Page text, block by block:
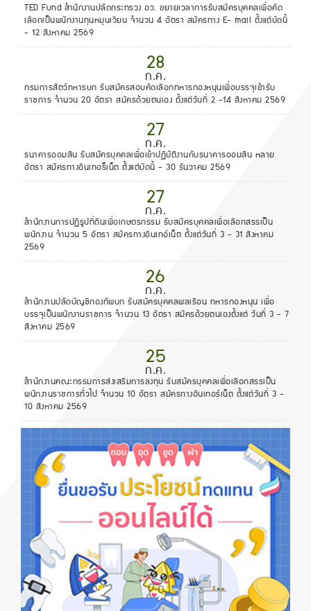
TED Fund สำนักงานปลัดกระทรวง อว. ขยายเวลาการรับสมัครบุคคลเพื่อคัด
เลือกเป็นพนักงานทุนหมุนเวียน จำนวน 4 อัตรา สมัครทาง E- mail ตั้งแต่บัดนี้
- 12 สิงหาคม 2569
28
ก.ค.
กรมการสัตว์ทหารบก รับสมัครสอบคัดเลือกทหารกองหนุนเพื่อบรรจุเข้ารับ
ราชการ จำนวน 20 อัตรา สมัครด้วยตนเอง ตั้งแต่วันที่ 2 -14 สิงหาคม 2569
27
ก.ค.
ธนาคารออมสิน รับสมัครบุคคลเพื่อเข้าปฏิบัติงานกับธนาคารออมสิน หลาย
อัตรา สมัครทางอินเทอร็เน็ต ตั้งแต่บัดนี้ - 30 ธันวาคม 2569
27
ก.ค.
สำนักงานการปฏิรูปที่ดินเพื่อเกษตรกรรม รับสมัครบุคคลเพื่อเลือกสรรเป็น
พนักงาน จำนวน 5 อัตรา สมัครทางอินเทอ์เน็ต ตั้งแต่วันที่ 3 - 31 สิงหาคม
2569
26
ก.ค.
สำนักงานปลัดบัญชีกองทัพบก รับสมัครบุคคลพลเรือน ทหารกองหนุน เพื่อ
บรรจุเป็นพนักงานราชการ จำนวน 13 อัตรา สมัครด้วยตนเองตั้งแต่ วันที่ 3 - 7
สิงหาคม 2569
25
ก.ค.
สำนักงานคณะกรรมการส่งเสริมการลงทุน รับสมัครบุคคลเพื่อเลือกสรรเป็น
พนักงานราชการทั่วไป จำนวน 10 อัตรา สมัครทางอินเทอร์เน็ต ตั้งแต่วันที่ 3 -
10 สิงหาคม 2569